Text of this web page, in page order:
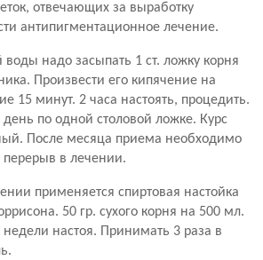
отвечающих за выработку
антипигментационное лечение.
воды надо засыпать 1 ст. ложку корня
Произвести его кипячение на
15 минут. 2 часа настоять, процедить.
по одной столовой ложке. Курс
После месяца приема необходимо
в лечении.
применяется спиртовая настойка
50 гр. сухого корня на 500 мл.
настоя. Принимать 3 раза в